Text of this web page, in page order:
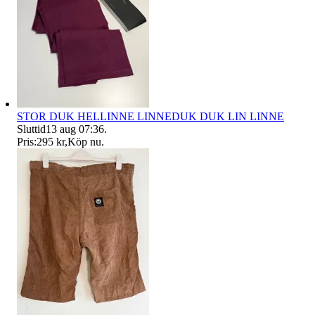
STOR DUK HELLINNE LINNEDUK DUK LIN LINNE
Sluttid13 aug 07:36.
Pris:295 kr,Köp nu.